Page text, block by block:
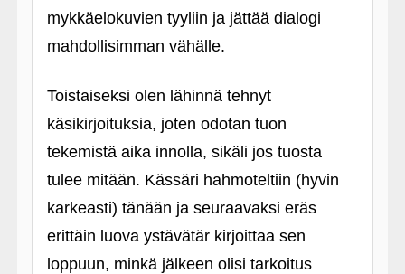
mykkäelokuvien tyyliin ja jättää dialogi
mahdollisimman vähälle.
Toistaiseksi olen lähinnä tehnyt
käsikirjoituksia, joten odotan tuon
tekemistä aika innolla, sikäli jos tuosta
tulee mitään. Kässäri hahmoteltiin (hyvin
karkeasti) tänään ja seuraavaksi eräs
erittäin luova ystävätär kirjoittaa sen
loppuun, minkä jälkeen olisi tarkoitus